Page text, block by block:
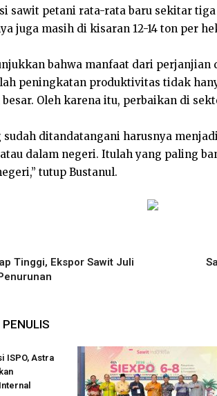
sawit petani rata-rata baru sekitar
juga masih di kisaran 12-14 ton per
bahwa manfaat dari perjanjian
peningkatan produktivitas tidak
Oleh karena itu, perbaikan di
sudah ditandatangani harusnya
dalam negeri. Itulah yang paling
tutup Bustanul.
Tinggi, Ekspor Sawit Juli
PENULIS
ISPO, Astra